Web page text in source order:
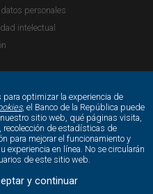
optimizar la experiencia de
, el Banco de la República puede
sitio web, qué páginas visita,
recolección de estadísticas de
para mejorar el funcionamiento y
en línea. No se circularán
de este sitio web.
y continuar
personales
intelectual
SOCIALES: